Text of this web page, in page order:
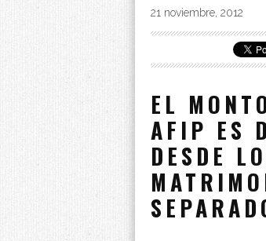
By|
21 noviembre, 2012
EL
AFIP ES
DESDE